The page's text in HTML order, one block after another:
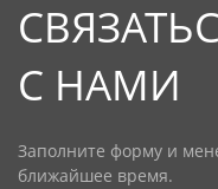
С НАМИ
Заполните форму и
ближайшее время.